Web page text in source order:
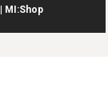
MI:Shop